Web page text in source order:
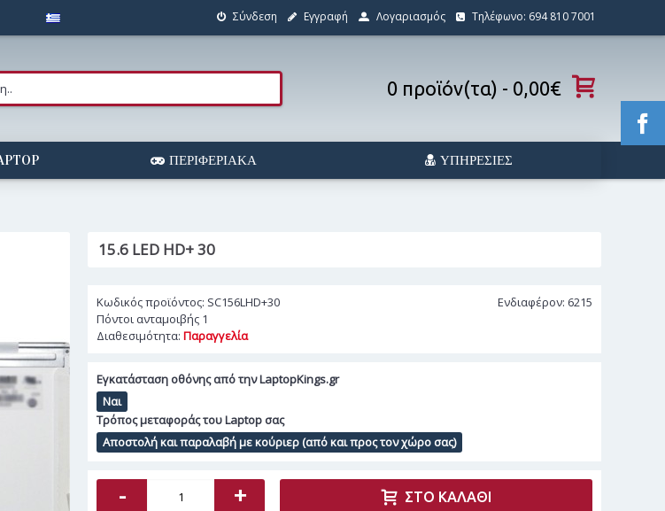
Σύνδεση Εγγραφή Λογαριασμός Τηλέφωνο: 694 810 7001
0 προϊόν(τα) - 0,00€
ΠΕΡΙΦΕΡΙΑΚΆ ΥΠΗΡΕΣΊΕΣ
15.6 LED HD+ 30
Ενδιαφέρον: 6215
Κωδικός προϊόντος: SC156LHD+30
Πόντοι ανταμοιβής 1
Διαθεσιμότητα: Παραγγελία
Εγκατάσταση οθόνης από την LaptopKings.gr
Ναι
Τρόπος μεταφοράς του Laptop σας
Αποστολή και παραλαβή με κούριερ (από και προς τον χώρο σας)
- + ΣΤΟ ΚΑΛΆΘΙ